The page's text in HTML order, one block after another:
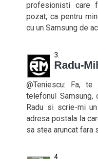
profesionisti care
pozat, ca pentru
cu un Samsung de
Radu-
@Teniescu: Fa,
telefonul
Radu si scrie-mi
adresa postala la
sa stea aruncat fara